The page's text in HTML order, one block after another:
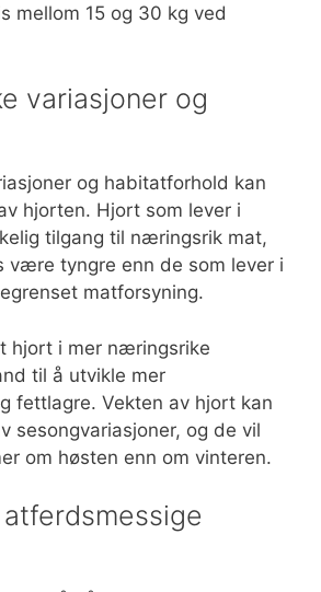
mellom 15 og 30 kg ved
variasjoner og
og habitatforhold kan
hjorten. Hjort som lever i
tilgang til næringsrik mat,
være tyngre enn de som lever i
matforsyning.
hjort i mer næringsrike
til å utvikle mer
fettlagre. Vekten av hjort kan
sesongvariasjoner, og de vil
om høsten enn om vinteren.